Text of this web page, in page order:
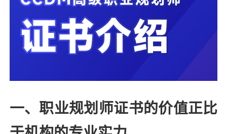
一、职业规划师证书的价值正比